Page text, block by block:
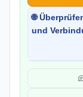
🌐
und